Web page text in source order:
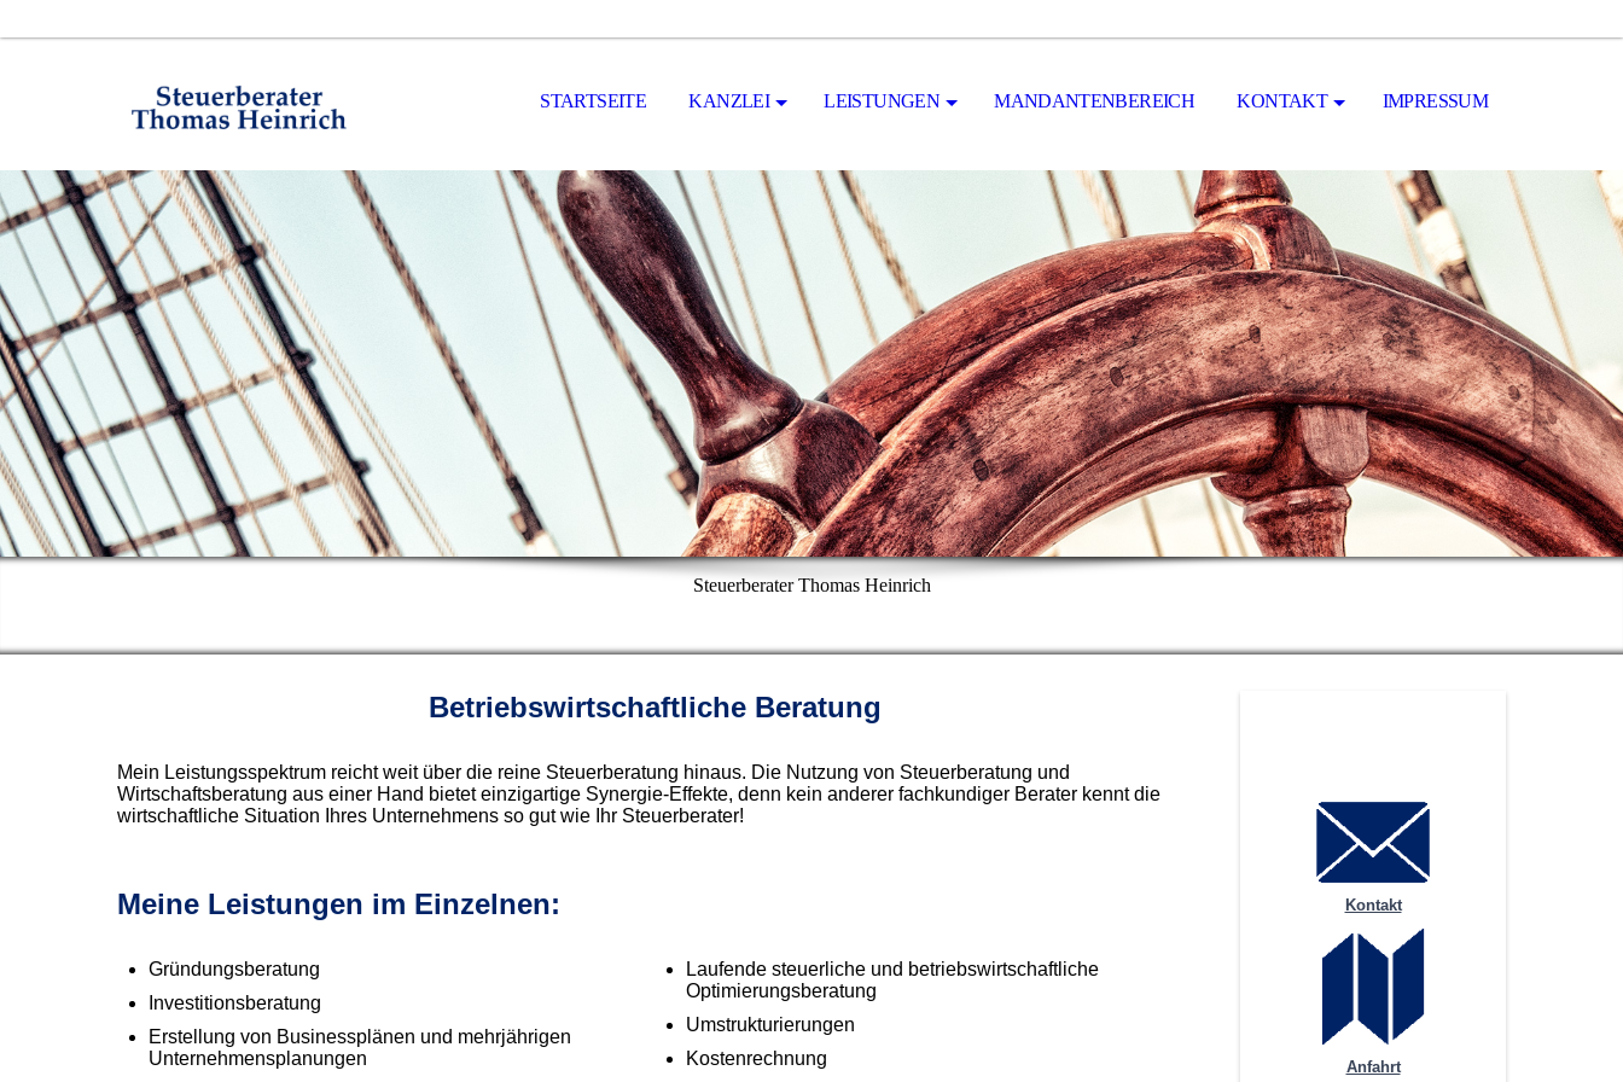
STARTSEITE KANZLEI LEISTUNGEN MANDANTENBEREICH KONTAKT IMPRESSUM
Steuerberater Thomas Heinrich
Betriebswirtschaftliche Beratung
Mein Leistungsspektrum reicht weit über die reine Steuerberatung hinaus. Die Nutzung von Steuerberatung und
Wirtschaftsberatung aus einer Hand bietet einzigartige Synergie-Effekte, denn kein anderer fachkundiger Berater kennt die
wirtschaftliche Situation Ihres Unternehmens so gut wie Ihr Steuerberater!
Meine Leistungen im Einzelnen:
Gründungsberatung
Investitionsberatung
Erstellung von Businessplänen und mehrjährigen
Unternehmensplanungen
Laufende steuerliche und betriebswirtschaftliche
Optimierungsberatung
Umstrukturierungen
Kostenrechnung
Kontakt
Anfahrt